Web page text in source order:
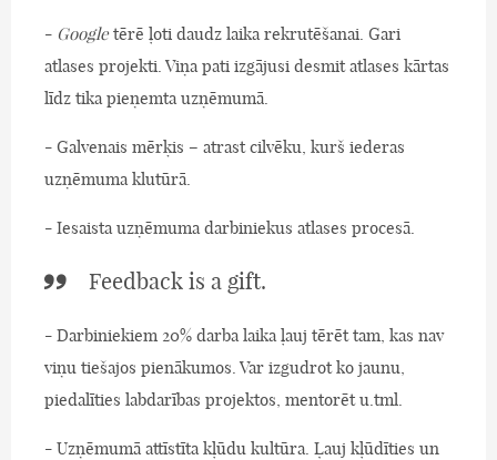
- Googletērē ļoti daudz laika rekrutēšanai. Gari
atlases projekti. Viņa pati izgājusi desmit atlases kārtas
līdz tika pieņemta uzņēmumā.
- Galvenais mērķis – atrast cilvēku, kurš iederas
uzņēmuma klutūrā.
- Iesaista uzņēmuma darbiniekus atlases procesā.
Feedback is a gift.
- Darbiniekiem 20% darba laika ļauj tērēt tam, kas nav
viņu tiešajos pienākumos. Var izgudrot ko jaunu,
piedalīties labdarības projektos, mentorēt u.tml.
- Uzņēmumā attīstīta kļūdu kultūra. Ļauj kļūdīties un